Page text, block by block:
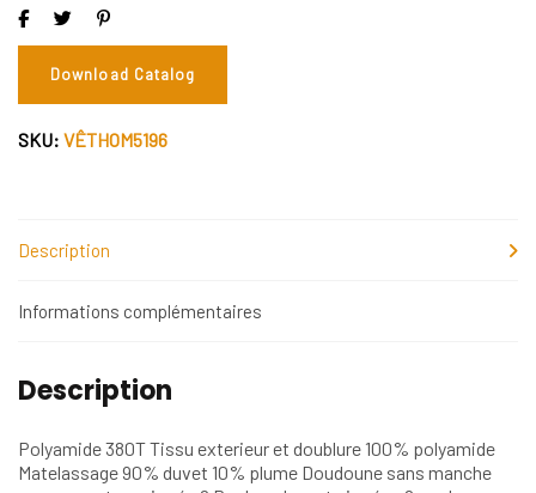
Download Catalog
SKU: VÊTHOM5196
Description
Informations complémentaires
Description
Polyamide 380T Tissu exterieur et doublure 100% polyamide
Matelassage 90% duvet 10% plume Doudoune sans manche